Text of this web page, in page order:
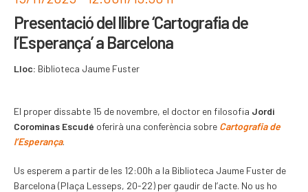
Presentació del llibre ‘Cartografia de
l’Esperança’ a Barcelona
Lloc: Biblioteca Jaume Fuster
El proper dissabte 15 de novembre, el doctor en filosofia Jordi
Corominas Escudé oferirà una conferència sobre Cartografia de
l’Esperança.
Us esperem a partir de les 12:00h a la Biblioteca Jaume Fuster de
Barcelona (Plaça Lesseps, 20-22) per gaudir de l’acte. No us ho